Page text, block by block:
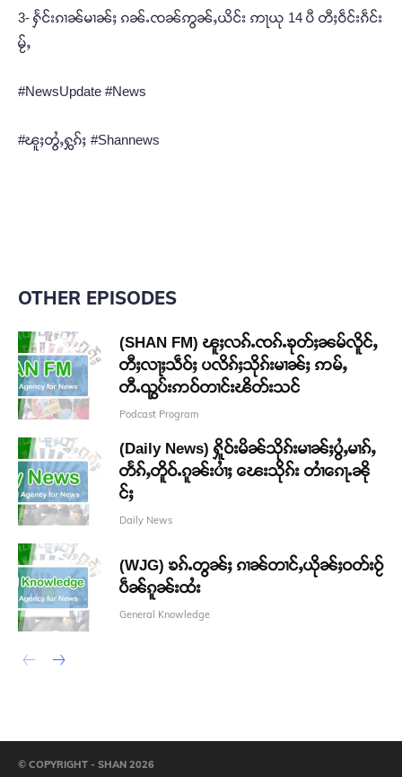
3- ႁႅင်းၵၢၼ်မၢၼ်ႈ ၵၼ်ႉၸၼ်ဢွၼ်ႇယိင်း ဢႃယု 14 ပီ တီႈဝဵင်းၵဵင်း
မႂ်ႇ
#NewsUpdate #News
#ၽူႈတွႆႇႁွၵ်ႈ #Shannews
OTHER EPISODES
(SHAN FM) ၽူႈလၵ်ႉၸၵ်ႉၶုတ်ႈၼမ်လိူင်ႇ
တီႈလႃႈသဵဝ်ႈ ပလိၵ်ႈသိုၵ်းမၢၼ်ႈ ဢမ်ႇ
တီႉၺွပ်းဢဝ်တၢင်းၽိတ်းသင်
Podcast Program
(Daily News) ႁိူဝ်းမိၼ်သိုၵ်းမၢၼ်ႈပွႆႇမၢၵ်ႇ
တႅၵ်ႇတိူဝ်ႉၵူၼ်းပၢႆႈ ၽေးသိုၵ်း တၢႆၵေႃႉၼို
င်ႈ
Daily News
(WJG) ၶၵ်ႉတွၼ်ႈ ၵၢၼ်တၢင်ႇယိုၼ်ႈဝတ်းဝႂ်
ပဵၼ်ၵူၼ်းထႆး
General Knowledge
© COPYRIGHT - SHAN 2026